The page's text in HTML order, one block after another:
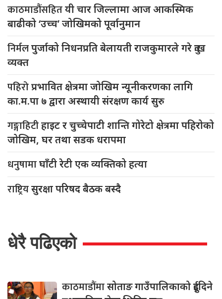
काठमाडौंसहितयी चार जिल्लामा आज आकस्मिक
बाढीको ‘उच्च’ जोखिमको पूर्वानुमान
निर्मलपुर्जाको निधनप्रति बेलायती राजकुमारले गरे दुःख
व्यक्त
पहिरोप्रभावित क्षेत्रमा जोखिम न्यूनीकरणका लागि
का.म.पा ७ द्वारा अस्थायी संरक्षण कार्य सुरु
गङ्गाहिटीहाइट र चुच्चेपाटी शान्ति गोरेटो क्षेत्रमा पहिरोको
जोखिम, घर तथा सडक धरापमा
धनुषामाघाँटी रेटी एक व्यक्तिको हत्या
राष्ट्रियसुरक्षा परिषद बैठक बस्दै
धेरै पढिएको
काठमाडौंमासोताङ गाउँपालिकाको दुईदिने